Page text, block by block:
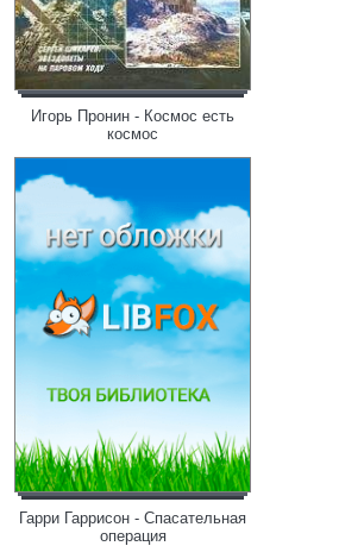
Игорь Пронин - Космос есть
космос
Гарри Гаррисон - Спасательная
операция